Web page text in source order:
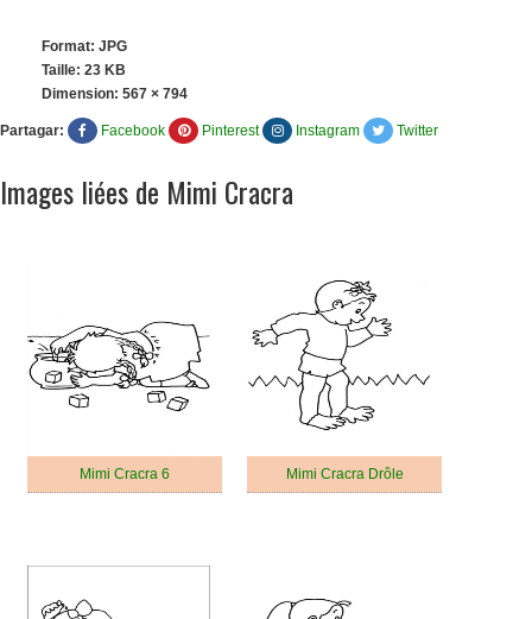
Format: JPG
Taille: 23 KB
Dimension: 567 × 794
Partagar: Facebook Pinterest Instagram Twitter
Images liées de Mimi Cracra
Mimi Cracra 6 Mimi Cracra Drôle